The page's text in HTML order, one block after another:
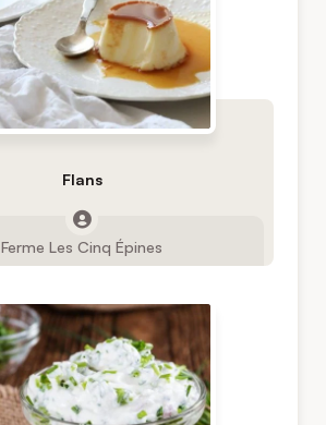
Flans
Ferme Les Cinq Épines